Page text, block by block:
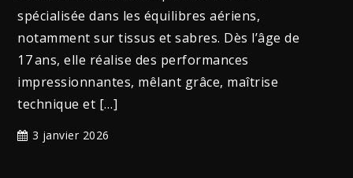
spécialisée dans les équilibres aériens,
notamment sur tissus et sabres. Dès l’âge de
17 ans, elle réalise des performances
impressionnantes, mêlant grâce, maîtrise
technique et […]
3 janvier 2026